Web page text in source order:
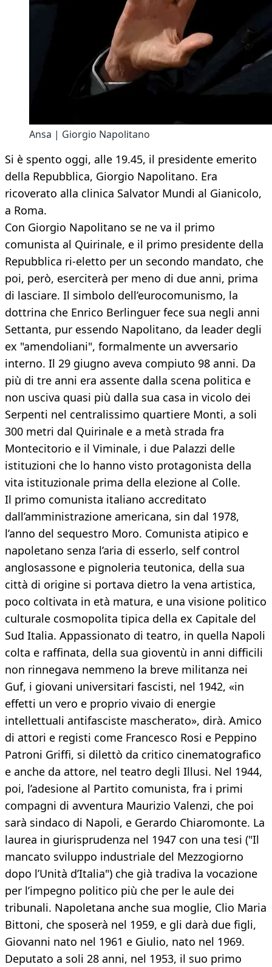
Ansa | Giorgio Napolitano
Si è spento oggi, alle 19.45, il presidente emerito
della Repubblica, Giorgio Napolitano. Era
ricoverato alla clinica Salvator Mundi al Gianicolo,
a Roma.
Con Giorgio Napolitano se ne va il primo
comunista al Quirinale, e il primo presidente della
Repubblica ri-eletto per un secondo mandato, che
poi, però, eserciterà per meno di due anni, prima
di lasciare. Il simbolo dell’eurocomunismo, la
dottrina che Enrico Berlinguer fece sua negli anni
Settanta, pur essendo Napolitano, da leader degli
ex "amendoliani", formalmente un avversario
interno. Il 29 giugno aveva compiuto 98 anni. Da
più di tre anni era assente dalla scena politica e
non usciva quasi più dalla sua casa in vicolo dei
Serpenti nel centralissimo quartiere Monti, a soli
300 metri dal Quirinale e a metà strada fra
Montecitorio e il Viminale, i due Palazzi delle
istituzioni che lo hanno visto protagonista della
vita istituzionale prima della elezione al Colle.
Il primo comunista italiano accreditato
dall’amministrazione americana, sin dal 1978,
l’anno del sequestro Moro. Comunista atipico e
napoletano senza l’aria di esserlo, self control
anglosassone e pignoleria teutonica, della sua
città di origine si portava dietro la vena artistica,
poco coltivata in età matura, e una visione politico
culturale cosmopolita tipica della ex Capitale del
Sud Italia. Appassionato di teatro, in quella Napoli
colta e raffinata, della sua gioventù in anni difficili
non rinnegava nemmeno la breve militanza nei
Guf, i giovani universitari fascisti, nel 1942, «in
effetti un vero e proprio vivaio di energie
intellettuali antifasciste mascherato», dirà. Amico
di attori e registi come Francesco Rosi e Peppino
Patroni Griffi, si dilettò da critico cinematografico
e anche da attore, nel teatro degli Illusi. Nel 1944,
poi, l’adesione al Partito comunista, fra i primi
compagni di avventura Maurizio Valenzi, che poi
sarà sindaco di Napoli, e Gerardo Chiaromonte. La
laurea in giurisprudenza nel 1947 con una tesi ("Il
mancato sviluppo industriale del Mezzogiorno
dopo l’Unità d’Italia") che già tradiva la vocazione
per l’impegno politico più che per le aule dei
tribunali. Napoletana anche sua moglie, Clio Maria
Bittoni, che sposerà nel 1959, e gli darà due figli,
Giovanni nato nel 1961 e Giulio, nato nel 1969.
Deputato a soli 28 anni, nel 1953, il suo primo